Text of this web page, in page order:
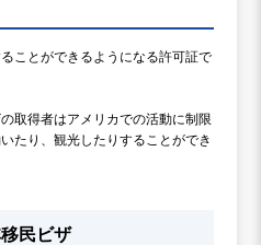
ことができるようになる許可証で
取得者はアメリカでの活動に制限
たり、観光したりすることができ
民ビザ